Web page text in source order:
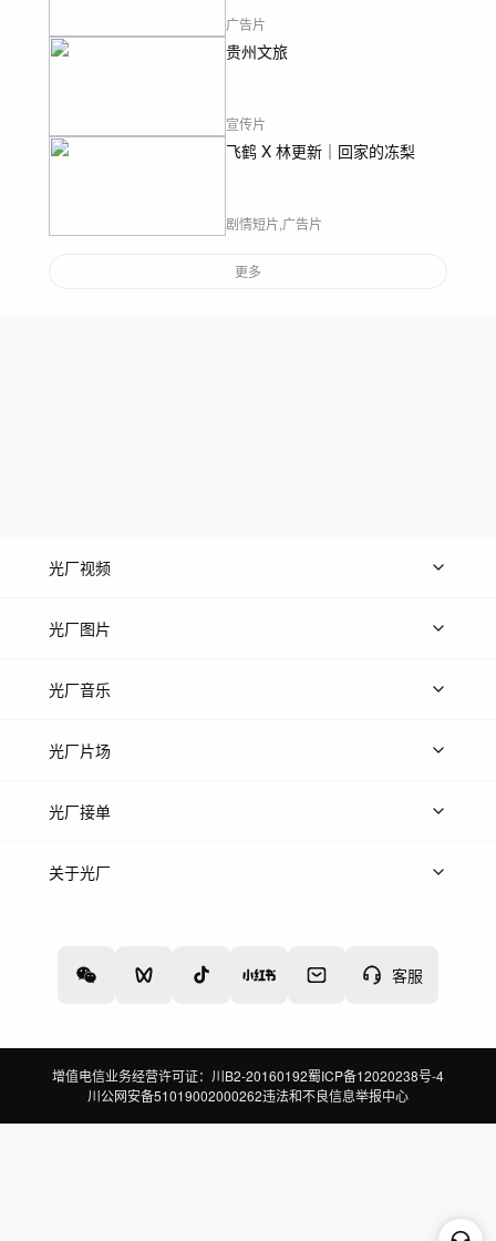
广告片
贵州文旅
宣传片
飞鹤 X 林更新｜回家的冻梨
剧情短片,广告片
更多
客服
光厂视频
上传视频
光厂图片
上传图片
光厂音乐
热门音乐
光厂片场
上传案例
光厂接单
上架服务
关于光厂
增值电信业务经营许可证：川B2-20160192蜀ICP备12020238号-4
川公网安备51019002000262违法和不良信息举报中心